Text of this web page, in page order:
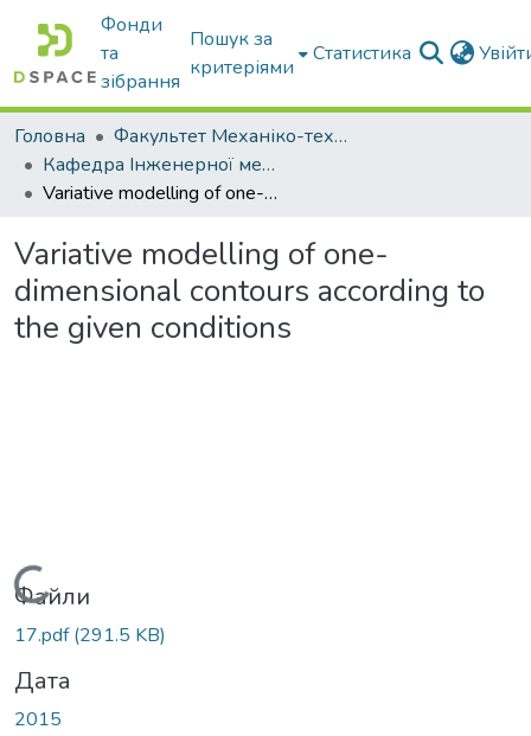
Фонди
та
зібрання
Пошук за
критеріями
Статистика
Головна
Факультет Механіко-технологічний
Кафедра Інженерної механіки та комп'ютерного проектування
Variative modelling of one-dimensional contours according to the given conditions
Variative modelling of one-
dimensional contours according to
the given conditions
Вантажиться...
Файли
17.pdf(291.5 KB)
Дата
2015